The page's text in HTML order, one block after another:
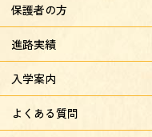
保護者の方
進路実績
入学案内
よくある質問